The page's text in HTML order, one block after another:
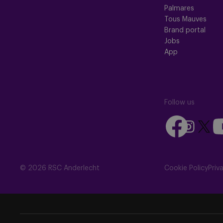
© 2026 RSC Anderlecht
Palmares
Tous Mauves
Brand portal
Jobs
App
Follow us
Follow
us
Follow
us
Follow
(Twitter)
us
Cookie Policy